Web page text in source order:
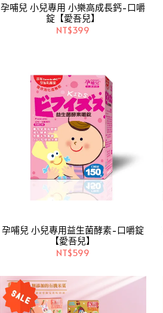
孕哺兒 小兒專用 小樂高成長鈣-口嚼
錠【愛吾兒】
NT$399
孕哺兒 小兒專用益生菌酵素-口嚼錠
【愛吾兒】
NT$599